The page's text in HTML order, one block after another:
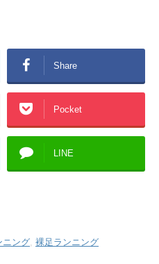
Share
Pocket
LINE
ニング, 裸足ランニング